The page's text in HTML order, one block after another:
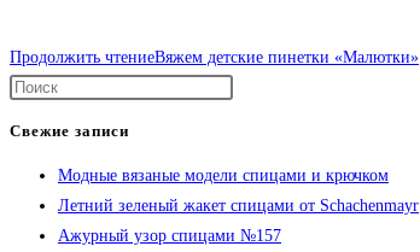
Продолжить чтениеВяжем детские пинетки «Малютки»
Свежие записи
Модные вязаные модели спицами и крючком
Летний зеленый жакет спицами от Schachenmayr
Ажурный узор спицами №157